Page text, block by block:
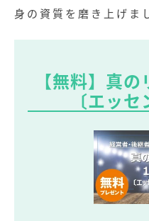
身の資質を磨き上げま
【無料】真
〔エッセ